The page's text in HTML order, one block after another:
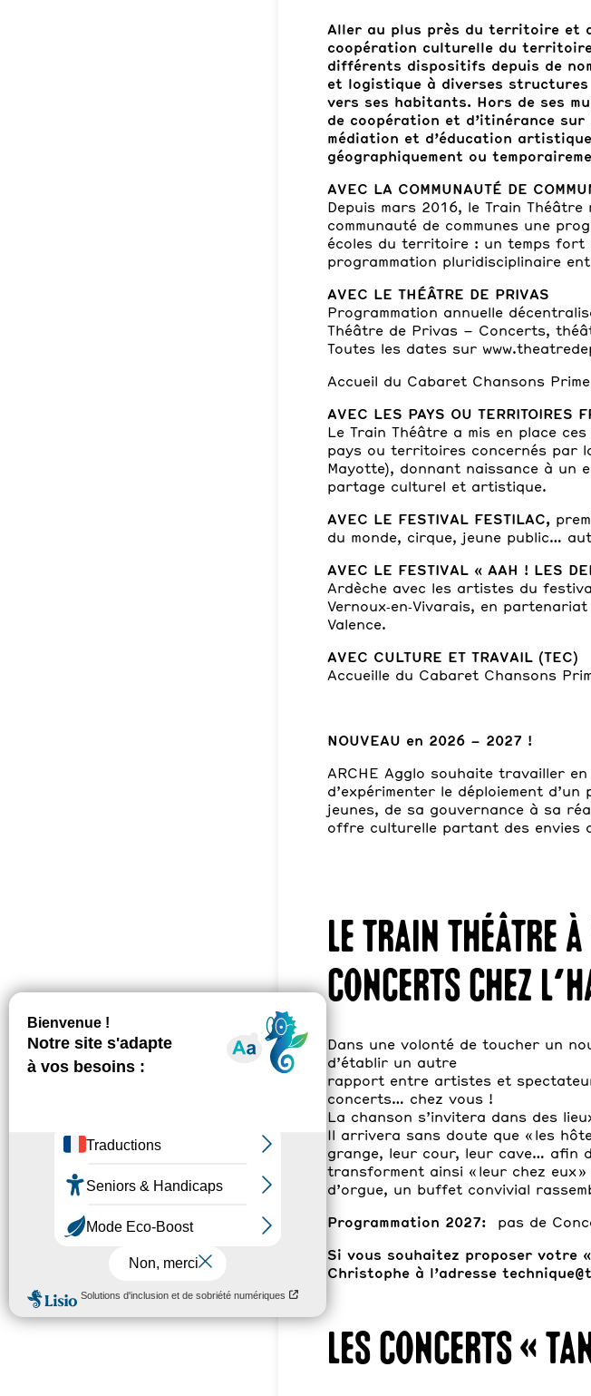
Aller au plus près du territoire et
coopération culturelle du
différents dispositifs depuis de
et logistique à diverses
vers ses habitants. Hors de ses
de coopération et d’itinérance
médiation et d’éducation
géographiquement ou
AVEC LA COMMUNAUTÉ DE
Depuis mars 2016, le Train
communauté de communes une
écoles du territoire : un temps fort
programmation pluridis­ciplinaire
AVEC LE THÉÂTRE DE PRIVAS
Programmation annuelle
Théâtre de Privas – Concerts,
Toutes les dates sur
Accueil du Cabaret Chansons
AVEC LES PAYS OU TERRITOIRES
Le Train Théâtre a mis en place
pays ou territoires concernés par
Mayotte), donnant naissance à un
partage culturel et artistique.
AVEC LE F ESTIVAL FESTILAC,
du monde, cirque, jeune public…
AVEC LE FESTIVAL « AAH ! LES
Ardèche avec les artistes du
Vernoux‑en‑Vivarais, en
Valence.
AVEC CULTURE ET TRAVAIL (TEC)
Accueille du Cabaret Chansons
NOUVEAU en 2026 – 2027 !
ARCHE Agglo souhaite travailler
d’expérimenter le déploiement
jeunes, de sa gouvernance à sa
offre culturelle partant des envies
Le Train Théâtre
concerts chez
Dans une volonté de toucher un
d’établir un autre
rapport entre artistes et
concerts… chez vous !
La chanson s’invitera dans des
Il arrivera sans doute que « les
grange, leur cour, leur cave… afin
transforment ainsi « leur chez eux
d’orgue, un buffet convivial
Programmation 2027: pas de
Si vous souhaitez proposer votre
Christophe à l’adresse technique
Les concerts «